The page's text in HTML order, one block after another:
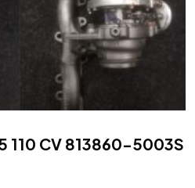
110 CV 813860-5003S